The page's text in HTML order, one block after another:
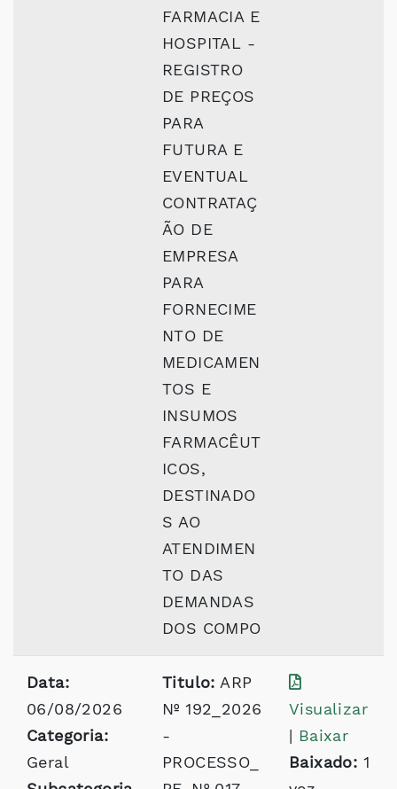
FARMACIA E
HOSPITAL -
REGISTRO
DE PREÇOS
PARA
FUTURA E
EVENTUAL
CONTRATAÇ
ÃO DE
EMPRESA
PARA
FORNECIME
NTO DE
MEDICAMEN
TOS E
INSUMOS
FARMACÊUT
ICOS,
DESTINADO
S AO
ATENDIMEN
TO DAS
DEMANDAS
DOS COMPO
Data:
06/08/2026
Categoria:
Geral
Titulo: ARP
Nº 192_2026
-
PROCESSO_
Visualizar
| Baixar
Baixado: 1